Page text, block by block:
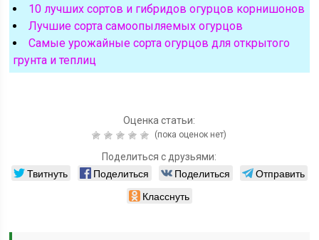
10 лучших сортов и гибридов огурцов корнишонов
Лучшие сорта самоопыляемых огурцов
Самые урожайные сорта огурцов для открытого
грунта и теплиц
Оценка статьи:
(пока оценок нет)
Поделиться с друзьями:
Твитнуть Поделиться Поделиться
Отправить
Класснуть